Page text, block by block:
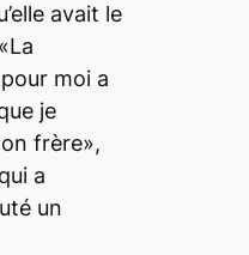
avait le
moi a
je
frère»,
a
un